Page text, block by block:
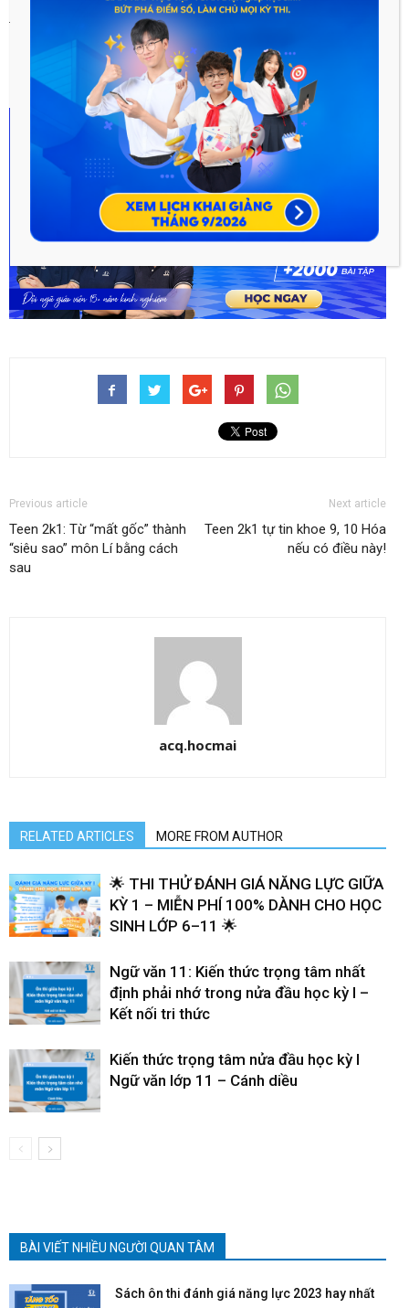
tối đa trong kì thi THPT quốc gia 2019.
Previous article
Teen 2k1: Từ “mất gốc” thành
“siêu sao” môn Lí bằng cách
sau
Next article
Teen 2k1 tự tin khoe 9, 10 Hóa
nếu có điều này!
acq.hocmai
RELATED ARTICLES MORE FROM AUTHOR
🌟 THI THỬ ĐÁNH GIÁ NĂNG LỰC GIỮA
KỲ 1 – MIỄN PHÍ 100% DÀNH CHO HỌC
SINH LỚP 6–11 🌟
Ngữ văn 11: Kiến thức trọng tâm nhất
định phải nhớ trong nửa đầu học kỳ I –
Kết nối tri thức
Kiến thức trọng tâm nửa đầu học kỳ I
Ngữ văn lớp 11 – Cánh diều
BÀI VIẾT NHIỀU NGƯỜI QUAN TÂM
Sách ôn thi đánh giá năng lực 2023 hay nhất